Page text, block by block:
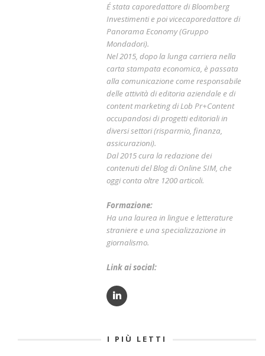
É stata caporedattore di Bloomberg
Investimenti e poi vicecaporedattore di
Panorama Economy (Gruppo
Mondadori).
Nel 2015, dopo la lunga carriera nella
carta stampata economica, è passata
alla comunicazione come responsabile
delle attività di editoria aziendale e di
content marketing di Lob Pr+Content
occupandosi di progetti editoriali in
diversi settori (risparmio, finanza,
assicurazioni).
Dal 2015 cura la redazione dei
contenuti del Blog di Online SIM, che
oggi conta oltre 1200 articoli.
Formazione:
Ha una laurea in lingue e letterature
straniere e una specializzazione in
giornalismo.
Link ai social:
I PIÙ LETTI